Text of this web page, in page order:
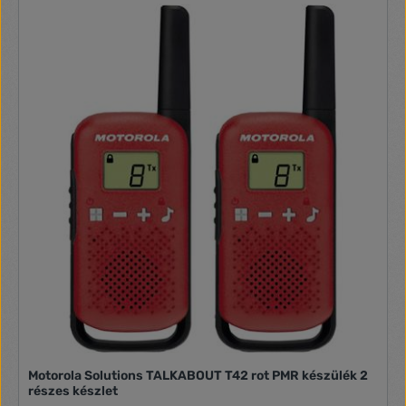
mód: AnalógSzállítás tartalma: 3 db adó-vevő (Walkie-
Talkie),3 db övcsíptető,24 db jelölő matrica,Használati
Motorola Solutions TALKABOUT T42 rot PMR készülék 2
részes készlet